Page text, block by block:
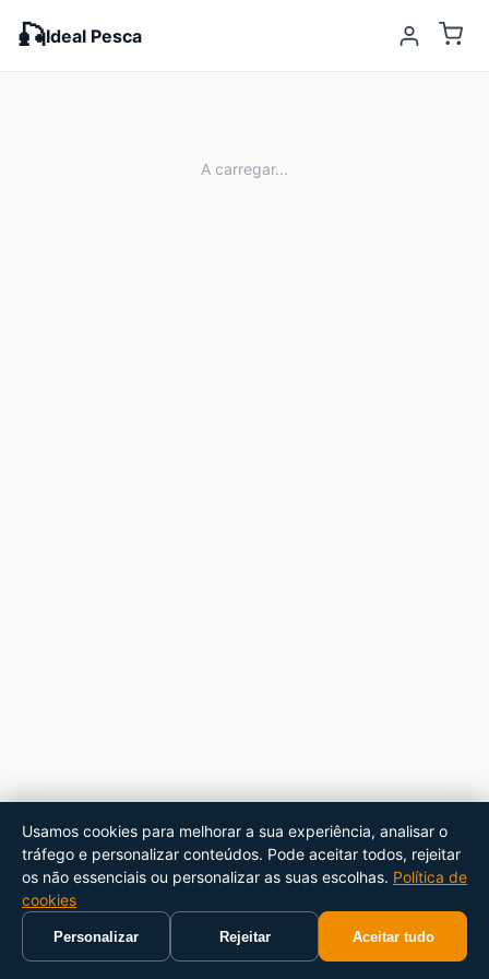
🎣Ideal Pesca
A carregar...
Usamos cookies para melhorar a sua experiência, analisar o
tráfego e personalizar conteúdos. Pode aceitar todos, rejeitar
os não essenciais ou personalizar as suas escolhas. Política de
cookies
Personalizar Rejeitar Aceitar tudo